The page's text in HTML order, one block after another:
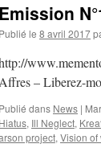
Emission
Publié le 8 avril 2017
Affres – Liberez-
Publié dans News |
Hiatus, Ill Neglect,
project, Vision of